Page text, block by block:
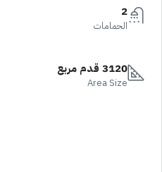
2
الحمامات
3120 قدم مربع
Area Size